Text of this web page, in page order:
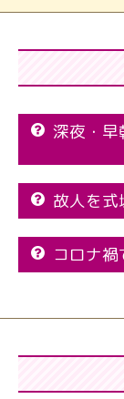
深夜・早
故人を式
コロナ